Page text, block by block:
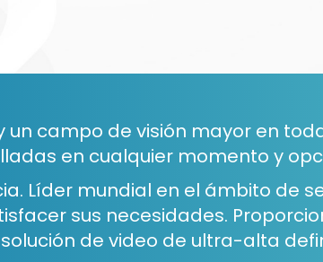
campo de visión mayor en
en cualquier momento y
Líder mundial en el ámbito de
sus necesidades.
de video de ultra-alta